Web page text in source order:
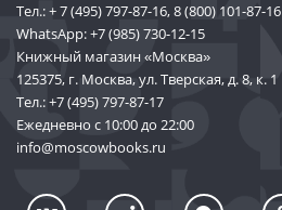
Тел.:+ 7 (495) 797-87-16,8 (800) 101-87-16
WhatsApp:+7 (985) 730-12-15
Книжный магазин «Москва»
125375, г. Москва, ул. Тверская, д. 8, к. 1
Тел.:+7 (495) 797-87-17
Ежедневно с 10:00 до 22:00
info@moscowbooks.ru